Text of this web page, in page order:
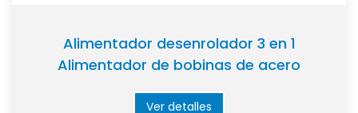
Alimentador desenrolador 3 en 1
Alimentador de bobinas de acero
Ver detalles